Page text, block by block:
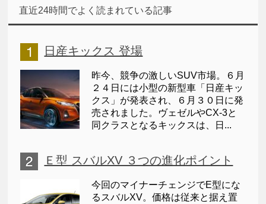
直近24時間でよく読まれている記事
日産キックス 登場
昨今、競争の激しいSUV市場。６月
２４日には小型の新型車「日産キッ
クス」が発表され、６月３０日に発
売されました。ヴェゼルやCX-3と
同クラスとなるキックスは、日...
Ｅ型 スバルXV ３つの進化ポイント
今回のマイナーチェンジでE型にな
るスバルXV。価格は従来と据え置